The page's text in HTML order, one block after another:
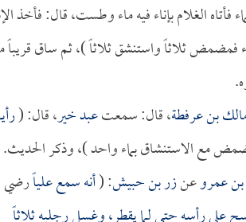
الغلام بإناء فيه ماء وطست، قال: فأخذ
فمضمض ثلاثاً واستنشق ثلاثاً )، ثم ساق
بن عرفطة، قال: سمعتعبد خير، قال: (
مع الاستنشاق بماء واحد )، وذكر الحديث.
بن عمروعنزر بن حبيش: (أنه سمععلياًرضي